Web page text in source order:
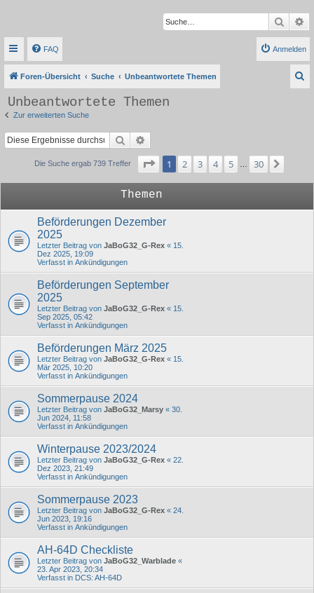
Suche
FAQ Anmelden
Foren-Übersicht Suche Unbeantwortete Themen
Unbeantwortete Themen
Zur erweiterten Suche
Suche
Die Suche ergab 739 Treffer Seite von
1 2 3 4 5 30
Themen
Beförderungen Dezember
2025
Letzter Beitrag von JaBoG32_G-Rex « 15.
Dez 2025, 19:09
Verfasst in Ankündigungen
Beförderungen September
2025
Letzter Beitrag von JaBoG32_G-Rex « 15.
Sep 2025, 05:42
Verfasst in Ankündigungen
Beförderungen März 2025
Letzter Beitrag von JaBoG32_G-Rex « 15.
Mär 2025, 10:20
Verfasst in Ankündigungen
Sommerpause 2024
Letzter Beitrag von JaBoG32_Marsy « 30.
Jun 2024, 11:58
Verfasst in Ankündigungen
Winterpause 2023/2024
Letzter Beitrag von JaBoG32_G-Rex « 22.
Dez 2023, 21:49
Verfasst in Ankündigungen
Sommerpause 2023
Letzter Beitrag von JaBoG32_G-Rex « 24.
Jun 2023, 19:16
Verfasst in Ankündigungen
AH-64D Checkliste
Letzter Beitrag von JaBoG32_Warblade «
23. Apr 2023, 20:34
Verfasst in DCS: AH-64D